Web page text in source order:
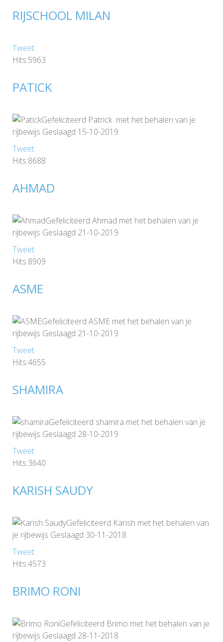
RIJSCHOOL MILAN
Tweet
Hits:5963
PATICK
Gefeliciteerd Patrick met het behalen van je
rijbewijs Geslaagd 15-10-2019
Tweet
Hits:8688
AHMAD
Gefeliciteerd Ahmad met het behalen van je
rijbewijs Geslaagd 21-10-2019
Tweet
Hits:8909
ASME
Gefeliciteerd ASME met het behalen van je
rijbewijs Geslaagd 21-10-2019
Tweet
Hits:4655
SHAMIRA
Gefeliciteerd shamira met het behalen van je
rijbewijs Geslaagd 28-10-2019
Tweet
Hits:3640
KARISH SAUDY
Gefeliciteerd Karish met het behalen van
je rijbewijs Geslaagd 30-11-2018
Tweet
Hits:4573
BRIMO RONI
Gefeliciteerd Brimo met het behalen van je
rijbewijs Geslaagd 28-11-2018